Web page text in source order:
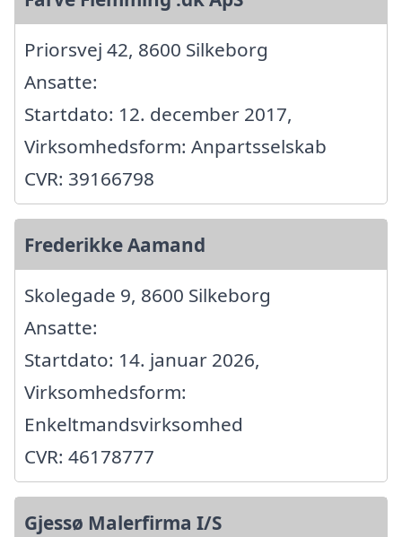
Priorsvej 42, 8600 Silkeborg
Ansatte:
Startdato: 12. december 2017,
Virksomhedsform: Anpartsselskab
CVR: 39166798
Frederikke Aamand
Skolegade 9, 8600 Silkeborg
Ansatte:
Startdato: 14. januar 2026,
Virksomhedsform:
Enkeltmandsvirksomhed
CVR: 46178777
Gjessø Malerfirma I/S